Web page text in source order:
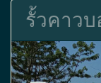
รั้วคาว